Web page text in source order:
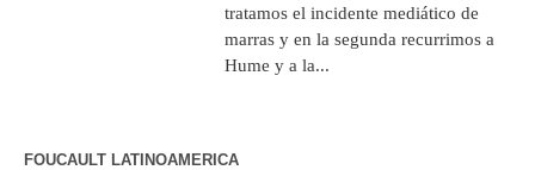
tratamos el incidente mediático de
marras y en la segunda recurrimos a
Hume y a la...
FOUCAULT LATINOAMERICA